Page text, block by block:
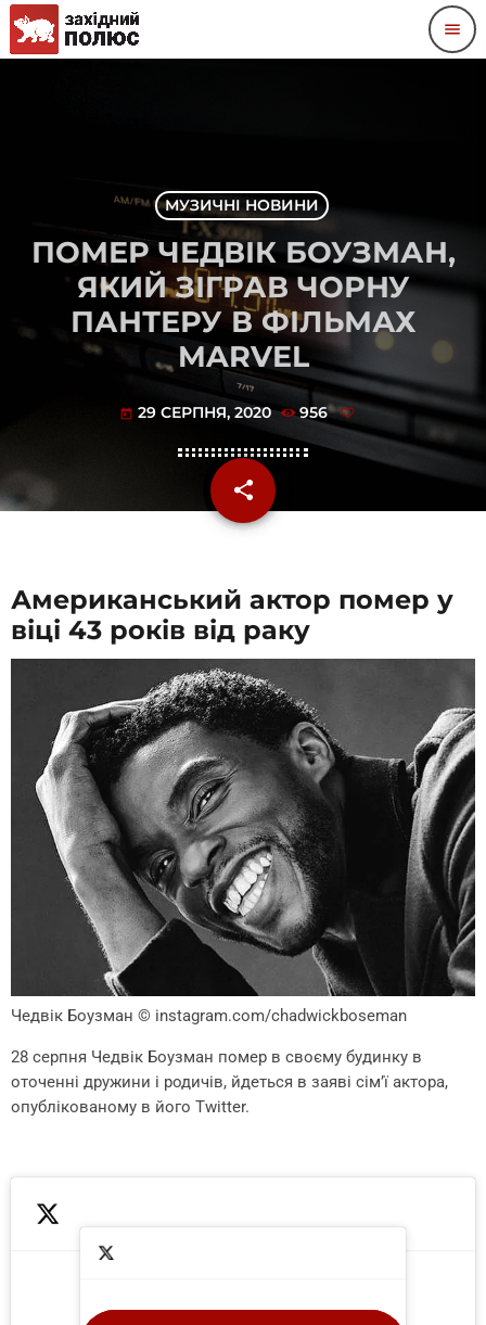
menu
МУЗИЧНІ НОВИНИ
ПОМЕР ЧЕДВІК БОУЗМАН,
ЯКИЙ ЗІГРАВ ЧОРНУ
ПАНТЕРУ В ФІЛЬМАХ
MARVEL
today 29 СЕРПНЯ, 2020 956
share
email
Американський актор помер у
віці 43 років від раку
Чедвік Боузман © instagram.com/chadwickboseman
28 серпня Чедвік Боузман помер в своєму будинку в
оточенні дружини і родичів, йдеться в заяві сім’ї актора,
опублікованому в його Twitter.